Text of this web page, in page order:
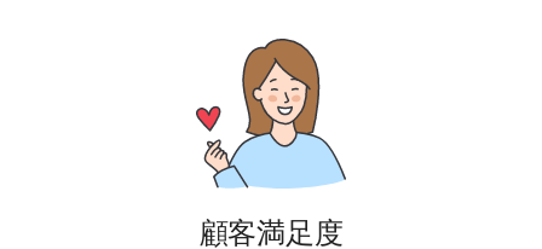
顧客満足度